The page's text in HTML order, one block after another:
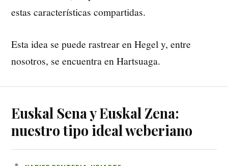
estas características compartidas.
Esta idea se puede rastrear en Hegel y, entre
nosotros, se encuentra en Hartsuaga.
Euskal Sena y Euskal Zena:
nuestro tipo ideal weberiano